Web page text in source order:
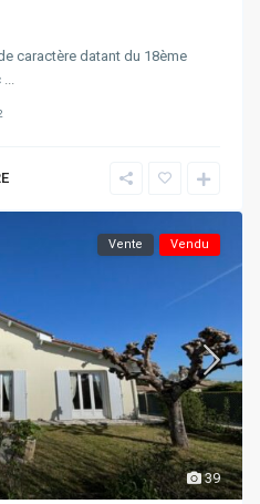
caractère datant du 18ème
...
39
Vente Vendu